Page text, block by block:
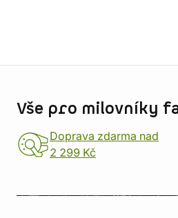
Vše pro milovníky
Doprava zdarma nad
2 299 Kč